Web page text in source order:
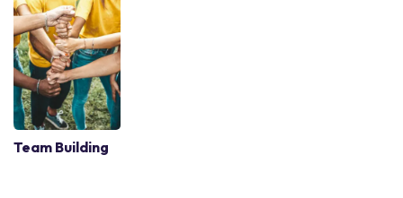
Team Building